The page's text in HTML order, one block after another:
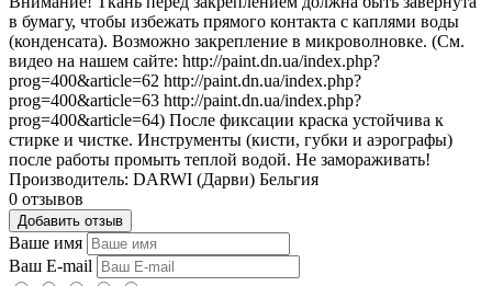
в бумагу, чтобы избежать прямого контакта с каплями воды
(конденсата). Возможно закрепление в микроволновке. (См.
видео на нашем сайте: http://paint.dn.ua/index.php?
prog=400&article=62 http://paint.dn.ua/index.php?
prog=400&article=63 http://paint.dn.ua/index.php?
prog=400&article=64) После фиксации краска устойчива к
стирке и чистке. Инструменты (кисти, губки и аэрографы)
после работы промыть теплой водой. Не замораживать!
Производитель: DARWI (Дарви) Бельгия
0 отзывов
Добавить отзыв
Ваше имя
Ваш E-mail